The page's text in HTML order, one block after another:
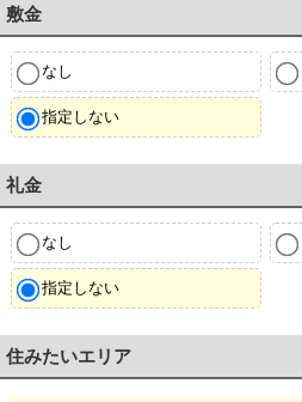
敷金
なし
指定しない
礼金
なし
指定しない
住みたいエリア